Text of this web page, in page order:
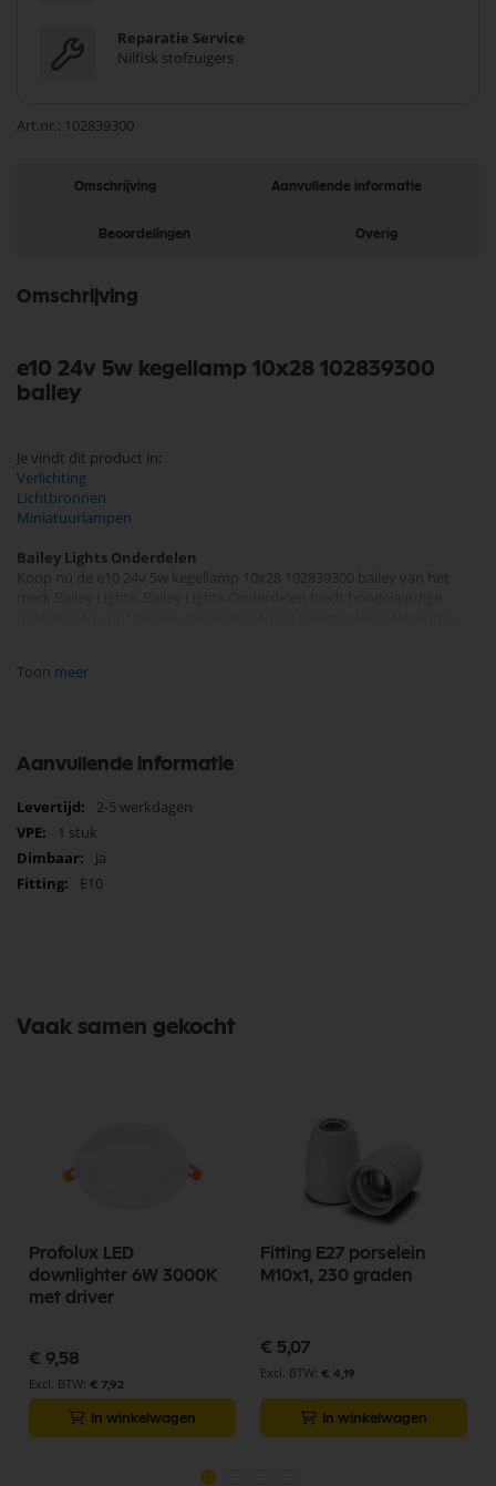
Reparatie Service
Nilfisk stofzuigers
Art.nr. 102839300
Omschrijving Aanvullende informatie
Beoordelingen Overig
Omschrijving
e10 24v 5w kegellamp 10x28 102839300
bailey
Je vindt dit product in;
Verlichting
Lichtbronnen
Miniatuurlampen
Bailey Lights Onderdelen
Koop nu de e10 24v 5w kegellamp 10x28 102839300 bailey van het
vandaag nog en bestel eenvoudig online.
Toon meer
Aanvullende informatie
Meer
informatie
2-5 werkdagen
1 stuk
Ja
E10
Vaak samen gekocht
Profolux LED
downlighter 6W 3000K
met driver
€ 9,58
€ 7,92
In winkelwagen
Fitting E27 porselein
M10x1, 230 graden
€ 5,07
€ 4,19
In winkelwagen